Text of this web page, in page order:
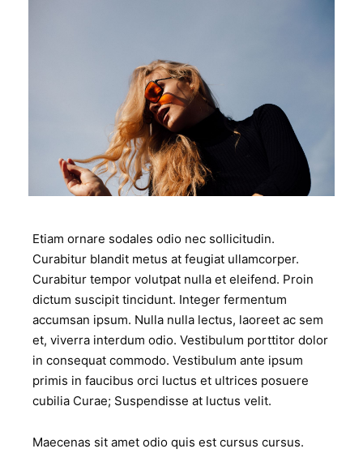
Etiam ornare sodales odio nec sollicitudin.
Curabitur blandit metus at feugiat ullamcorper.
Curabitur tempor volutpat nulla et eleifend. Proin
dictum suscipit tincidunt. Integer fermentum
accumsan ipsum. Nulla nulla lectus, laoreet ac sem
et, viverra interdum odio. Vestibulum porttitor dolor
in consequat commodo. Vestibulum ante ipsum
primis in faucibus orci luctus et ultrices posuere
cubilia Curae; Suspendisse at luctus velit.
Maecenas sit amet odio quis est cursus cursus.